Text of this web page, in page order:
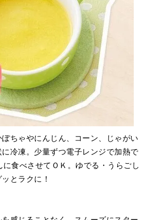
ちゃやにんじん、コーン、じゃがい
冷凍。少量ずつ電子レンジで加熱で
食べさせてＯＫ。ゆでる・うらごし
ッとラクに！